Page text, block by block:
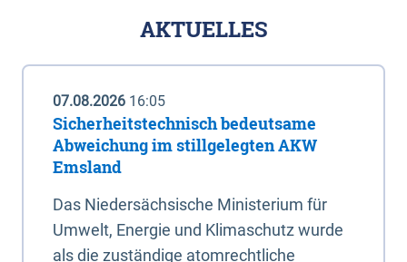
AKTUELLES
07.08.2026 16:05
Sicherheitstechnisch bedeutsame
Abweichung im stillgelegten AKW
Emsland
Das Niedersächsische Ministerium für
Umwelt, Energie und Klimaschutz wurde
als die zuständige atomrechtliche